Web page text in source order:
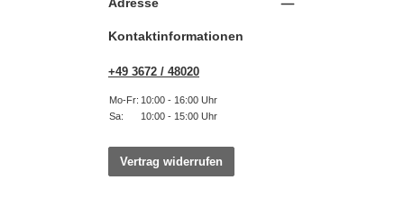
Adresse
Kontaktinformationen
+49 3672 / 48020
Mo-Fr: 10:00 - 16:00 Uhr
Sa:
10:00 - 15:00 Uhr
Vertrag widerrufen